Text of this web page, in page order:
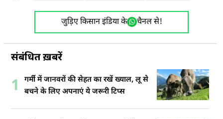
जुड़िए किसान इंडिया के चैनल से!
संबंधित ख़बरें
1
गर्मी में जानवरों की सेहत का रखें ख्याल, लू से
बचने के लिए अपनाएं ये जरूरी टिप्स